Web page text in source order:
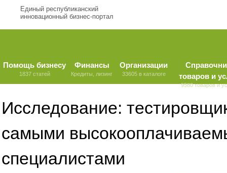
Единый республиканский
инновационный бизнес-портал
Помощь бизнесу
1837 статей
Финансы
Кредиты, лизинг
Организации
33605 в каталоге
товаров и
9580 товаров и
Исследование:
самыми
специалистами